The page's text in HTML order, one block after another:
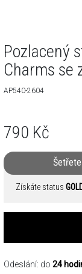
Pozlacený
Charms se
AP540-2604
790 Kč
Získáte status
Odeslání: do 24